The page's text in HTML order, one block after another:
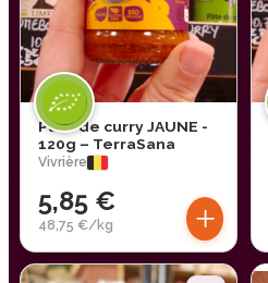
Pâte de curry JAUNE -
120g – TerraSana
Vivrière
5,85 €
48,75 €/kg +